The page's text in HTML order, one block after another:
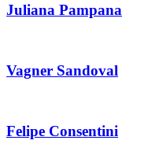
Juliana Pampana
Vagner Sandoval
Felipe Consentini